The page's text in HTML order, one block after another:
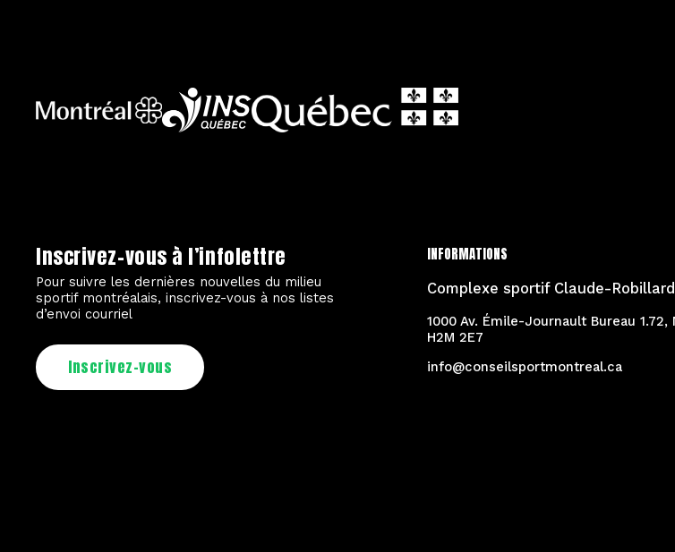
Inscrivez-vous à l’infolettre
Pour suivre les dernières nouvelles du milieu
sportif montréalais, inscrivez-vous à nos listes
d’envoi courriel
Inscrivez-vous
INFORMATIONS
Complexe sportif Claude-Robillard
1000 Av. Émile-Journault Bureau 1.72,
H2M 2E7
info@conseilsportmontreal.ca